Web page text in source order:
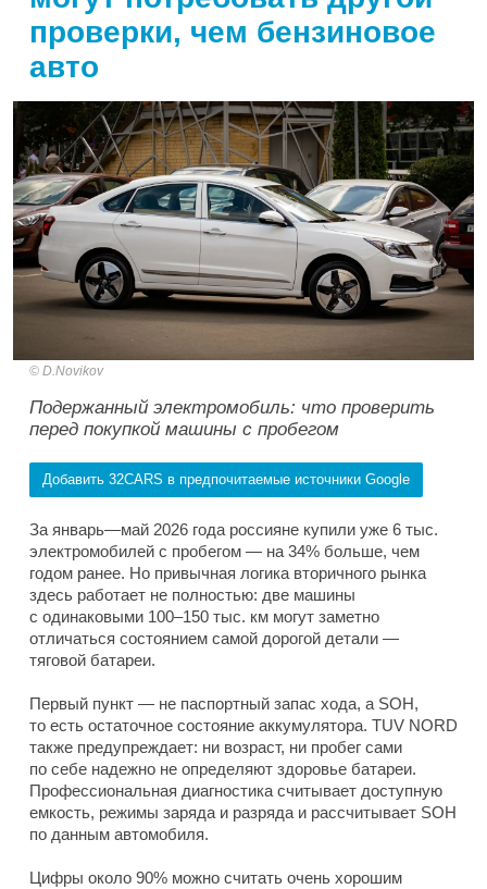
проверки, чем бензиновое
авто
D.Novikov
Подержанный электромобиль: что проверить
перед покупкой машины с пробегом
Добавить 32CARS в предпочитаемые источники Google
За январь—май 2026 года россияне купили уже 6 тыс.
электромобилей с пробегом — на 34% больше, чем
годом ранее. Но привычная логика вторичного рынка
здесь работает не полностью: две машины
с одинаковыми 100–150 тыс. км могут заметно
отличаться состоянием самой дорогой детали —
тяговой батареи.
Первый пункт — не паспортный запас хода, а SOH,
то есть остаточное состояние аккумулятора. TUV NORD
также предупреждает: ни возраст, ни пробег сами
по себе надежно не определяют здоровье батареи.
Профессиональная диагностика считывает доступную
емкость, режимы заряда и разряда и рассчитывает SOH
по данным автомобиля.
Цифры около 90% можно считать очень хорошим